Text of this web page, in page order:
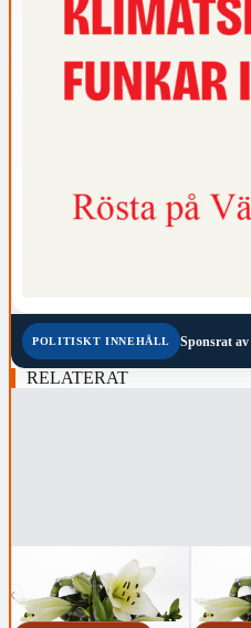
POLITISKT INNEHÅLL Sponsrat av
RELATERAT
‹